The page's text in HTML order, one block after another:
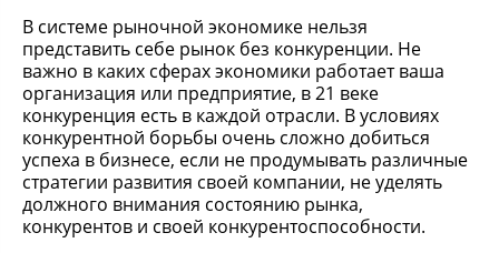
В системе рыночной экономике нельзя
представить себе рынок без конкуренции. Не
важно в каких сферах экономики работает ваша
организация или предприятие, в 21 веке
конкуренция есть в каждой отрасли. В условиях
конкурентной борьбы очень сложно добиться
успеха в бизнесе, если не продумывать различные
стратегии развития своей компании, не уделять
должного внимания состоянию рынка,
конкурентов и своей конкурентоспособности.